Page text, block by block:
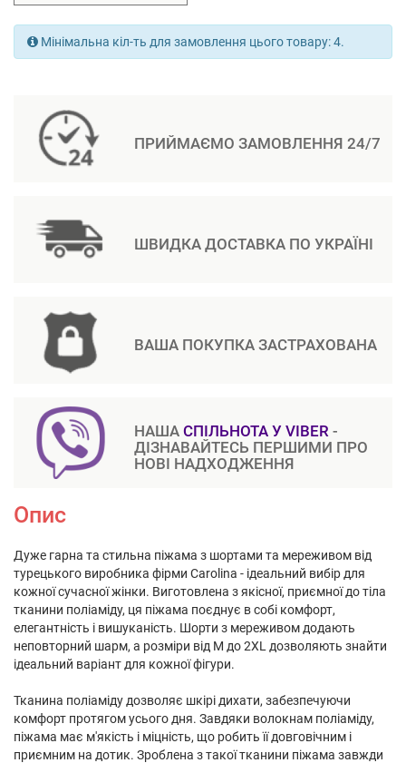
Мінімальна кіл-ть для замовлення цього товару: 4.
ПРИЙМАЄМО ЗАМОВЛЕННЯ 24/7
ШВИДКА ДОСТАВКА ПО УКРАЇНІ
ВАША ПОКУПКА ЗАСТРАХОВАНА
НАША СПІЛЬНОТА У VIBER -
ДІЗНАВАЙТЕСЬ ПЕРШИМИ ПРО
НОВІ НАДХОДЖЕННЯ
Опис
Дуже гарна та стильна піжама з шортами та мереживом від
турецького виробника фірми Carolina - ідеальний вибір для
кожної сучасної жінки. Виготовлена з якісної, приємної до тіла
тканини поліаміду, ця піжама поєднує в собі комфорт,
елегантність і вишуканість. Шорти з мереживом додають
неповторний шарм, а розміри від M до 2XL дозволяють знайти
ідеальний варіант для кожної фігури.
Тканина поліаміду дозволяє шкірі дихати, забезпечуючи
комфорт протягом усього дня. Завдяки волокнам поліаміду,
піжама має м'якість і міцність, що робить її довговічним і
приємним на дотик. Зроблена з такої тканини піжама завжди